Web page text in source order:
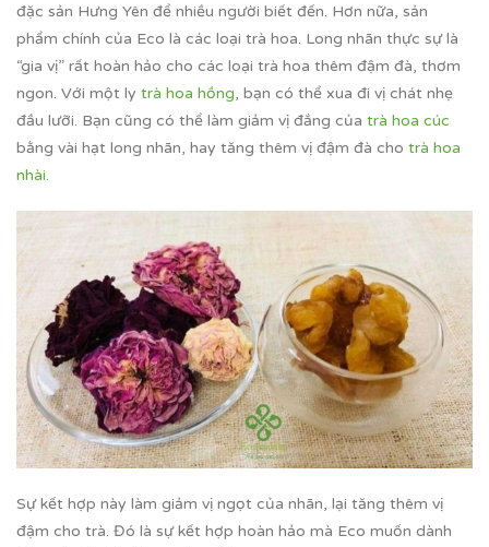
đặc sản Hưng Yên để nhiều người biết đến. Hơn nữa, sản
phẩm chính của Eco là các loại trà hoa. Long nhãn thực sự là
“gia vị” rất hoàn hảo cho các loại trà hoa thêm đậm đà, thơm
ngon. Với một ly trà hoa hồng, bạn có thể xua đi vị chát nhẹ
đầu lưỡi. Bạn cũng có thể làm giảm vị đắng của trà hoa cúc
bằng vài hạt long nhãn, hay tăng thêm vị đậm đà cho trà hoa
nhài.
Sự kết hợp này làm giảm vị ngọt của nhãn, lại tăng thêm vị
đậm cho trà. Đó là sự kết hợp hoàn hảo mà Eco muốn dành